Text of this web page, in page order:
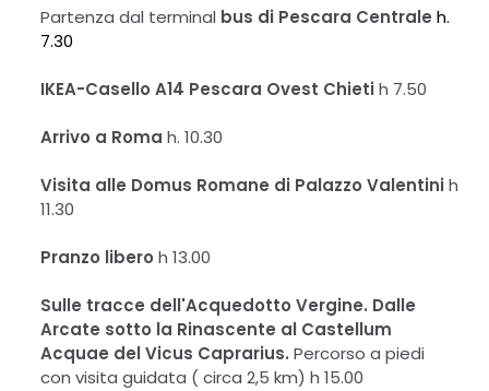
Partenza dal terminal bus di Pescara Centrale h.
7.30
IKEA-Casello A14 Pescara Ovest Chietih 7.50
Arrivo a Roma h. 10.30
Visita alle Domus Romane di Palazzo Valentinih
11.30
Pranzo libero h 13.00
Sulle tracce dell'Acquedotto Vergine. Dalle
Arcate sotto la Rinascente al Castellum
Acquae del Vicus Caprarius.Percorso a piedi
con visita guidata ( circa 2,5 km) h 15.00